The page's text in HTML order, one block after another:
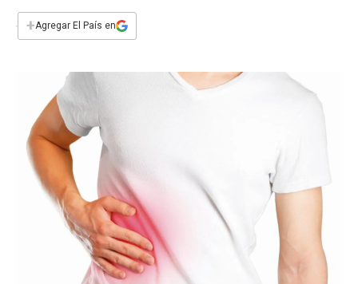
e
b
s
t
i
l
+Agregar El País en